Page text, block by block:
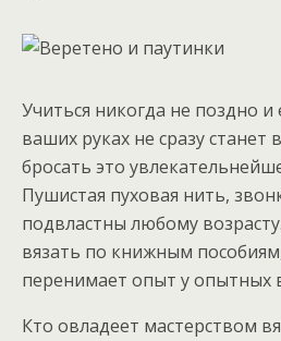
Учиться никогда не поздно
ваших руках не сразу
бросать это
Пушистая пуховая нить,
подвластны любому
вязать по книжным
перенимает опыт у опытных
Кто овладеет мастерством